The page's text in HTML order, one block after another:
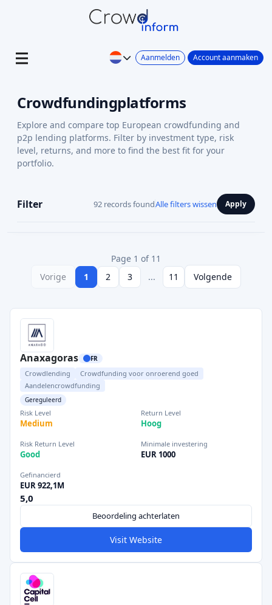
Aanmelden Account aanmaken
Crowdfundingplatforms
Explore and compare top European crowdfunding and
p2p lending platforms. Filter by investment type, risk
level, returns, and more to find the best fit for your
portfolio.
Filter 92 records foundAlle filters wissen Apply
Page 1 of 11
Vorige
1 2 3 ... 11 Volgende
Anaxagoras FR
Crowdlending
Crowdfunding voor onroerend goed
Aandelencrowdfunding
Gereguleerd
Risk Level
Medium
Return Level
Hoog
Risk Return Level
Good
Minimale investering
EUR 1000
Gefinancierd
EUR 922,1M
5,0
Beoordeling achterlaten
Visit Website